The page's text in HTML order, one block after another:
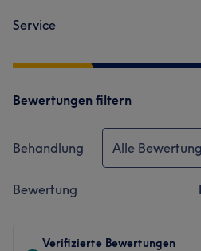
Service
Bewertungen filtern
Behandlung Alle
Bewertung
Verifizierte Bewertungen